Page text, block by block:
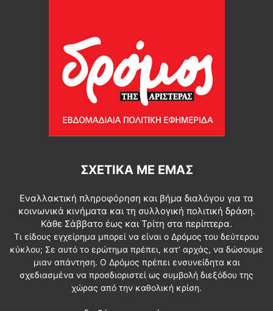
ΣΧΕΤΙΚΆ ΜΕ ΕΜΆΣ
Εναλλακτική πληροφόρηση και βήμα διαλόγου για τα
κοινωνικά κινήματα και τη συλλογική πολιτική δράση.
Κάθε Σάββατο έως και Τρίτη στα περίπτερα.
Τι είδους εγχείρημα μπορεί να είναι ο Δρόμος του δεύτερου
κύκλου; Σε αυτό το ερώτημα πρέπει, κατ’ αρχάς, να δώσουμε
μιαν απάντηση. Ο Δρόμος πρέπει ενσυνείδητα και
σχεδιασμένα να προσδιοριστεί ως συμβολή διεξόδου της
χώρας από την καθολική κρίση.